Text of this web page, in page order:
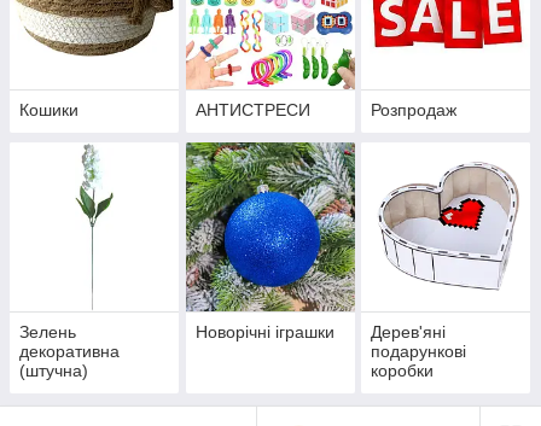
Кошики АНТИСТРЕСИ Розпродаж
Зелень
декоративна
(штучна)
Новорічні іграшки
Дерев'яні
подарункові
коробки